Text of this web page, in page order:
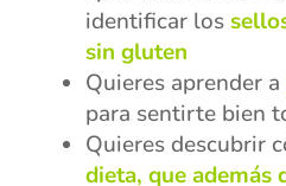
identificar los
sin gluten
Quieres aprender a
para sentirte bien
Quieres descubrir
dieta, que además